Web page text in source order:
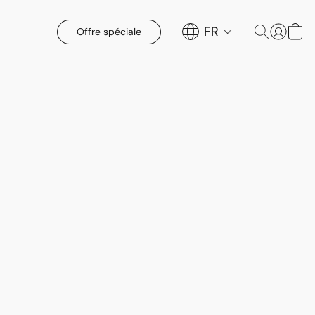
Offre spéciale FR